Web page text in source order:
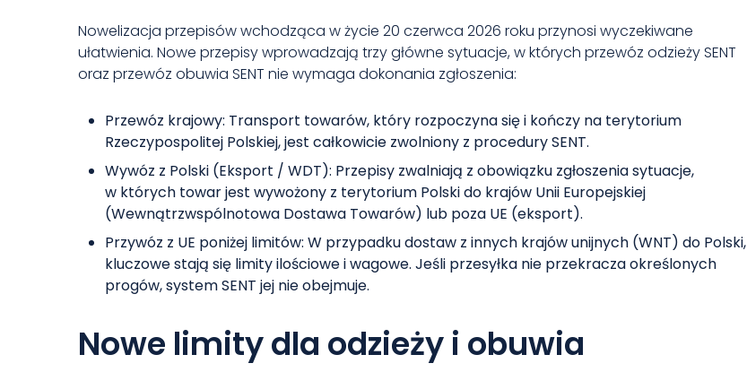
Nowelizacja przepisów wchodząca w życie 20 czerwca 2026 roku przynosi wyczekiwane
ułatwienia. Nowe przepisy wprowadzają trzy główne sytuacje, w których przewóz odzieży SENT
oraz przewóz obuwia SENT nie wymaga dokonania zgłoszenia:
Przewóz krajowy: Transport towarów, który rozpoczyna się i kończy na terytorium
Rzeczypospolitej Polskiej, jest całkowicie zwolniony z procedury SENT.
Wywóz z Polski (Eksport / WDT): Przepisy zwalniają z obowiązku zgłoszenia sytuacje,
w których towar jest wywożony z terytorium Polski do krajów Unii Europejskiej
(Wewnątrzwspólnotowa Dostawa Towarów) lub poza UE (eksport).
Przywóz z UE poniżej limitów: W przypadku dostaw z innych krajów unijnych (WNT) do Polski,
kluczowe stają się limity ilościowe i wagowe. Jeśli przesyłka nie przekracza określonych
progów, system SENT jej nie obejmuje.
Nowe limity dla odzieży i obuwia